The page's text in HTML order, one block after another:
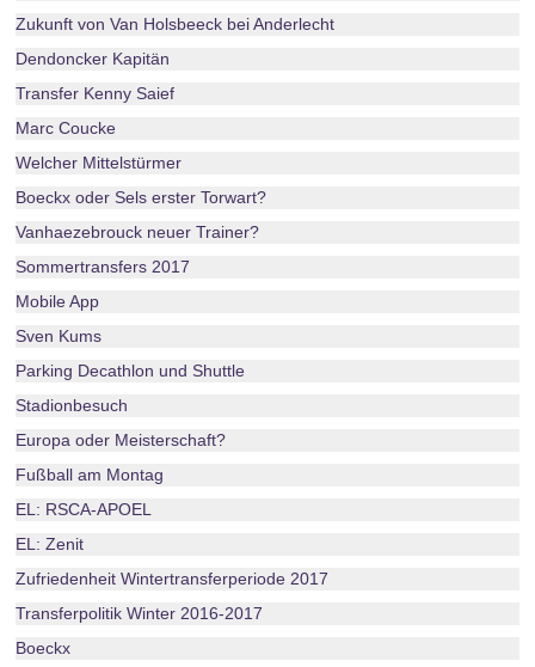
Zukunft von Van Holsbeeck bei Anderlecht
Dendoncker Kapitän
Transfer Kenny Saief
Marc Coucke
Welcher Mittelstürmer
Boeckx oder Sels erster Torwart?
Vanhaezebrouck neuer Trainer?
Sommertransfers 2017
Mobile App
Sven Kums
Parking Decathlon und Shuttle
Stadionbesuch
Europa oder Meisterschaft?
Fußball am Montag
EL: RSCA-APOEL
EL: Zenit
Zufriedenheit Wintertransferperiode 2017
Transferpolitik Winter 2016-2017
Boeckx